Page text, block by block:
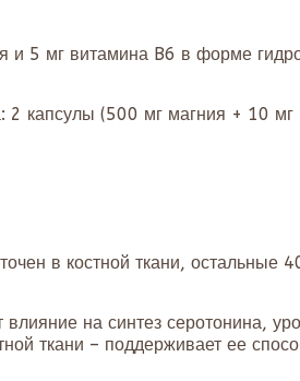
и 5 мг витамина B6 в форме
2 капсулы (500 мг магния + 10 мг
в костной ткани, остальные
на синтез серотонина,
ткани – поддерживает ее